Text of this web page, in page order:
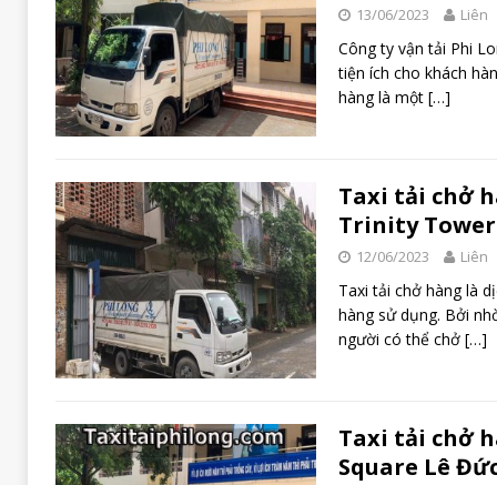
13/06/2023 Liên
Công ty vận tải Phi
tiện ích cho khách
hàng là một […]
Taxi tải chở
Trinity Tower
12/06/2023 Liên
Taxi tải chở hàng là
hàng sử dụng. Bởi
người có thể chở […]
Taxi tải chở
Square Lê